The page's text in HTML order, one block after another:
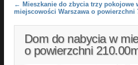
Post navigation
← Mieszkanie do zbycia trzy pokojowe
miejscowości Warszawa o powierzchni
Dom do nabycia w
o powierzchni